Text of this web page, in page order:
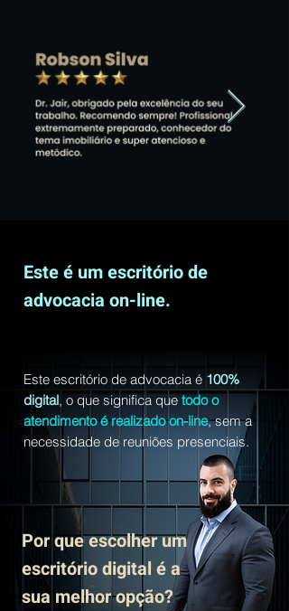
Este é um escritório de
advocacia on-line.
Este escritório de advocacia é 100%
digital, o que significa quetodo o
atendimento é realizado on-line, sem a
necessidade de reuniões presenciais.
Por que escolher um
escritório digital é a
sua melhor opção?